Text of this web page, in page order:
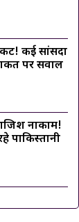
कई सांसदों
पर सवाल
नाकाम!
पाकिस्तानी